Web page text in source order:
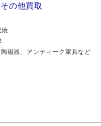
の他買取
焼
磁器、アンティーク家具など